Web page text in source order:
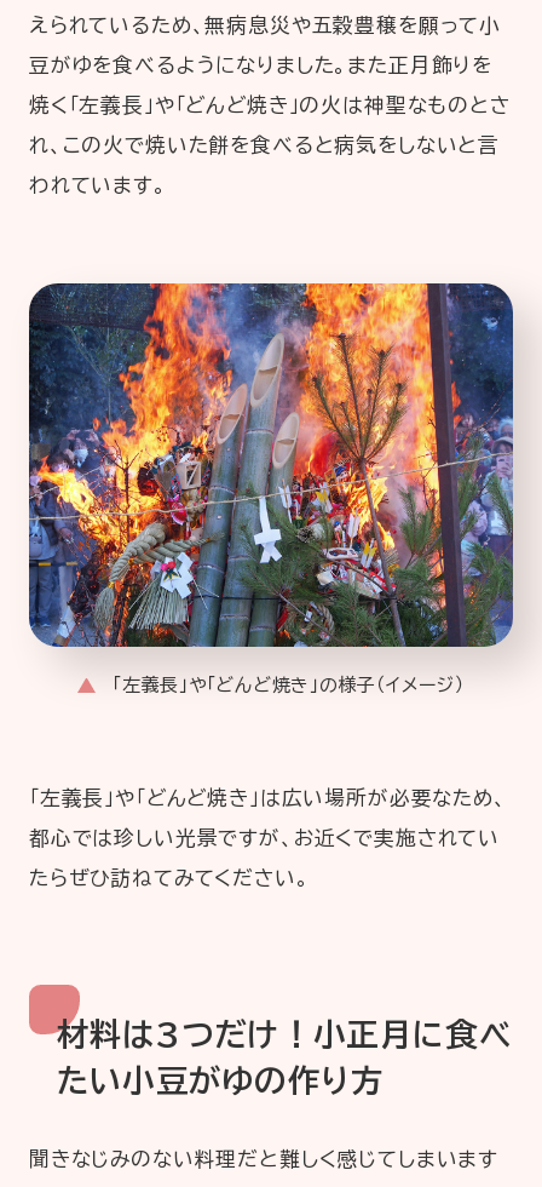
えられているため、無病息災や五穀豊穣を願って小
豆がゆを食べるようになりました。また正月飾りを
焼く「左義長」や「どんど焼き」の火は神聖なものとさ
れ、この火で焼いた餅を食べると病気をしないと言
われています。
「左義長」や「どんど焼き」の様子（イメージ）
「左義長」や「どんど焼き」は広い場所が必要なため、
都心では珍しい光景ですが、お近くで実施されてい
たらぜひ訪ねてみてください。
材料は3つだけ！小正月に食べ
たい小豆がゆの作り方
聞きなじみのない料理だと難しく感じてしまいます